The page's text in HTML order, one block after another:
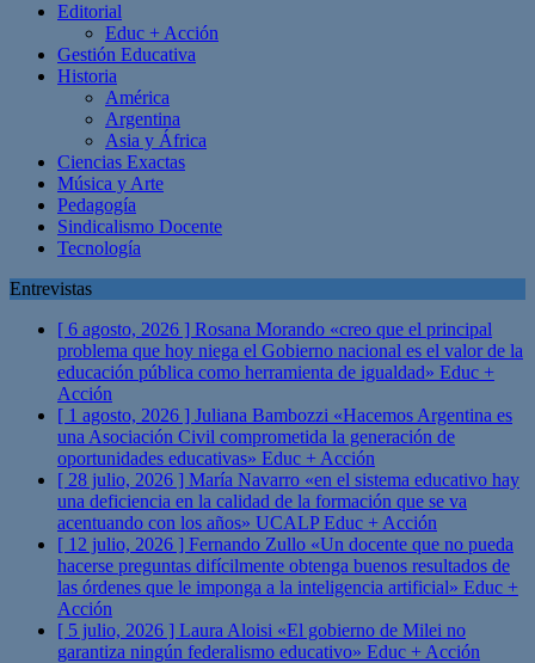
Editorial
Educ + Acción
Gestión Educativa
Historia
América
Argentina
Asia y África
Ciencias Exactas
Música y Arte
Pedagogía
Sindicalismo Docente
Tecnología
Entrevistas
[ 6 agosto, 2026 ] Rosana Morando «creo que el principal
problema que hoy niega el Gobierno nacional es el valor de la
educación pública como herramienta de igualdad» Educ +
Acción
[ 1 agosto, 2026 ] Juliana Bambozzi «Hacemos Argentina es
una Asociación Civil comprometida la generación de
oportunidades educativas» Educ + Acción
[ 28 julio, 2026 ] María Navarro «en el sistema educativo hay
una deficiencia en la calidad de la formación que se va
acentuando con los años» UCALPEduc + Acción
[ 12 julio, 2026 ] Fernando Zullo «Un docente que no pueda
hacerse preguntas difícilmente obtenga buenos resultados de
las órdenes que le imponga a la inteligencia artificial» Educ +
Acción
[ 5 julio, 2026 ] Laura Aloisi «El gobierno de Milei no
garantiza ningún federalismo educativo» Educ + Acción